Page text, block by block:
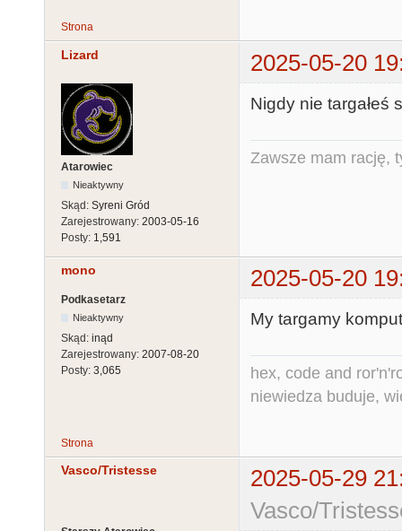
Strona
Lizard 2025-05-20
Atarowiec
Nieaktywny
Skąd: Syreni Gród
Zarejestrowany: 2003-05-16
Posty: 1,591
Nigdy nie targałeś
Zawsze mam rację,
mono 2025-05-20
Podkasetarz
Nieaktywny
Skąd: inąd
Zarejestrowany: 2007-08-20
Posty: 3,065
My targamy
hex, code and
niewiedza buduje,
Strona
Vasco/Tristesse
2025-05-29
Vasco/